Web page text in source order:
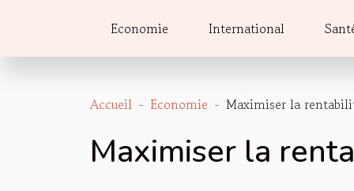
Economie International
Accueil Economie Maximiser la
Maximiser la